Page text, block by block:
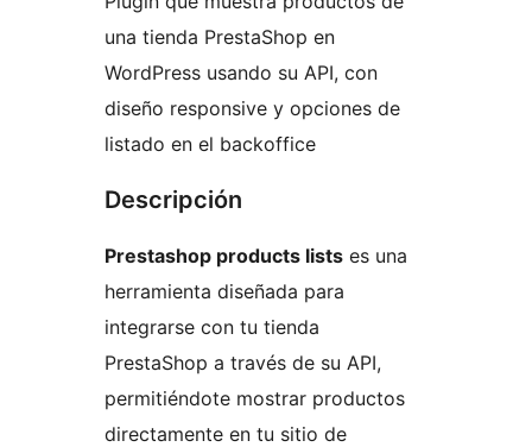
una tienda PrestaShop en
WordPress usando su API, con
diseño responsive y opciones de
listado en el backoffice
Descripción
Prestashop products lists es una
herramienta diseñada para
integrarse con tu tienda
PrestaShop a través de su API,
permitiéndote mostrar productos
directamente en tu sitio de